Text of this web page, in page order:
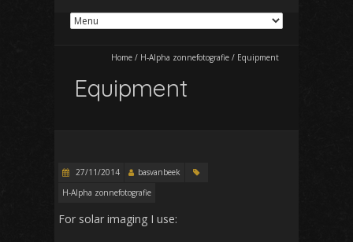
Home / H-Alpha zonnefotografie / Equipment
Equipment
27/11/2014
basvanbeek
H-Alpha zonnefotografie
For solar imaging I use: